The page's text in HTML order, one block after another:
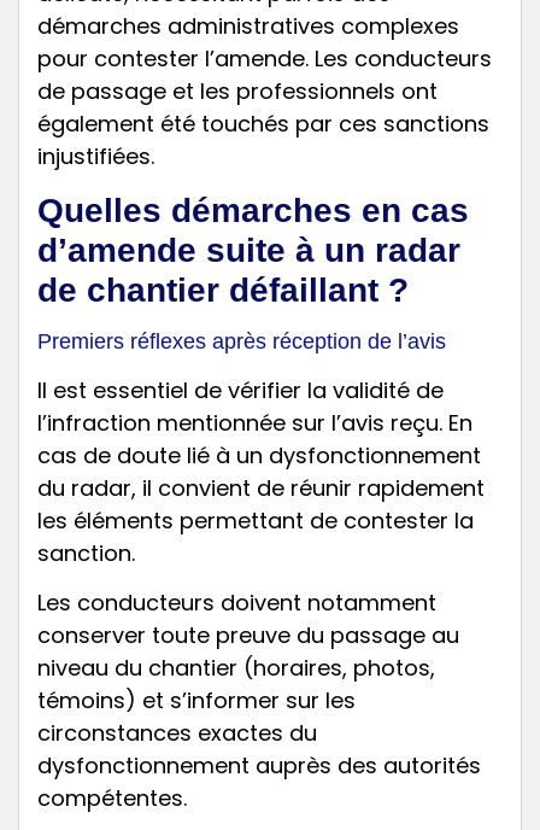
démarches administratives complexes
pour contester l’amende. Les conducteurs
de passage et les professionnels ont
également été touchés par ces sanctions
injustifiées.
Quelles démarches en cas
d’amende suite à un radar
de chantier défaillant ?
Premiers réflexes après réception de l’avis
Il est essentiel de vérifier la validité de
l’infraction mentionnée sur l’avis reçu. En
cas de doute lié à un dysfonctionnement
du radar, il convient de réunir rapidement
les éléments permettant de contester la
sanction.
Les conducteurs doivent notamment
conserver toute preuve du passage au
niveau du chantier (horaires, photos,
témoins) et s’informer sur les
circonstances exactes du
dysfonctionnement auprès des autorités
compétentes.